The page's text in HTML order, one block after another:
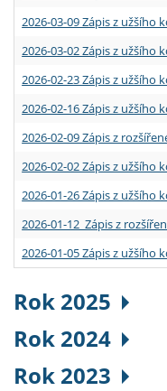
2026-03-09 Zápis z užšího
2026-03-02 Zápis z užšího
2026-02-23 Zápis z užšího
2026-02-16 Zápis z užšího
2026-02-09 Zápis z
2026-02-02 Zápis z užšího
2026-01-26 Zápis z užšího
2026-01-12 Zápis z
2026-01-05 Zápis z užšího
Rok 2025
Rok 2024
Rok 2023